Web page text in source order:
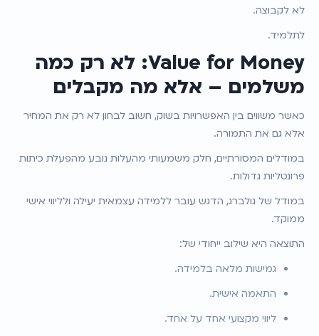
לא לקבוצה.
לתלמיד.
Value for Money: לא רק כמה
משלמים – אלא מה מקבלים
כאשר משווים בין האפשרויות בשוק, חשוב לבחון לא רק את המחיר
אלא גם את התמורה.
במודלים המסורתיים, חלק משמעותי מהעלות נובע מהפעלת כיתות
פרונטליות גדולות.
במודל של גולברג, הדגש עובר ללמידה עצמאית יעילה ולליווי אישי
ממוקד.
התוצאה היא שילוב ייחודי של:
גמישות מלאה בלמידה.
התאמה אישית.
ליווי מקצועי אחד על אחד.